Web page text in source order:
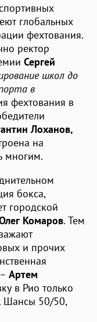
глобальных
фехтования.
ректор
Сергей
школ до
в
фехтования в
Лоханов,
на
многим.
бокса,
городской
Комаров. Тем
и прочих
Артем
в Рио только
Шансы 50/50,